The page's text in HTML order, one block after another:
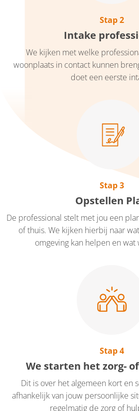
Stap 2
Intake
We kijken met welke
woonplaats in contact kunnen
doet een eerste
Stap 3
Opstellen
De professional stelt met jou een
of thuis. We kijken hierbij naar
omgeving kan helpen en wat
Stap 4
We starten het zorg-
Dit is over het algemeen kort en
afhankelijk van jouw persoonlijke
regelmatig de zorg of